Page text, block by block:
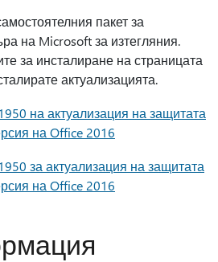
пакет за
на Microsoft за изтегляния.
за инсталиране на страницата
актуализацията.
на актуализация на защитата
на Office 2016
за актуализация на защитата
на Office 2016